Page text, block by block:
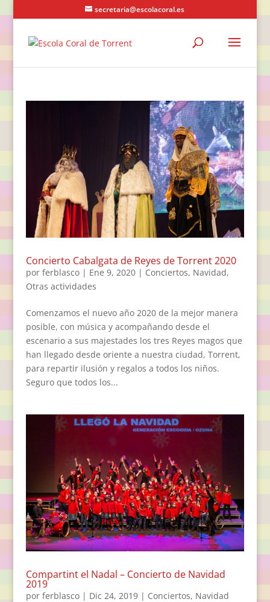
secretaria@escolacoral.es
Concierto Cabalgata de Reyes de Torrent 2020
por ferblasco| Ene 9, 2020| Conciertos, Navidad,
Otras actividades
Comenzamos el nuevo año 2020 de la mejor manera
posible, con música y acompañando desde el
escenario a sus majestades los tres Reyes magos que
han llegado desde oriente a nuestra ciudad, Torrent,
para repartir ilusión y regalos a todos los niños.
Seguro que todos los...
Compartint el Nadal – Concierto de Navidad
2019
por ferblasco| Dic 24, 2019| Conciertos, Navidad